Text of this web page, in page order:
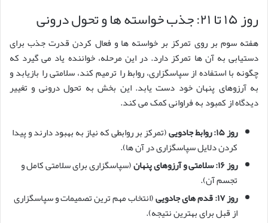
روز ۱۵ تا ۲۱: جذب خواسته ها و تحول درونی
هفته سوم بر روی تمرکز بر خواسته ها و فعال کردن قدرت جذب برای
دستیابی به آن ها تمرکز دارد. در این مرحله، خواننده یاد می گیرد که
چگونه با استفاده از سپاسگزاری، روابط را ترمیم کند، سلامتی را بازیابد و
به آرزوهای پنهان خود دست یابد. این بخش به تحول درونی و تغییر
دیدگاه از کمبود به فراوانی کمک می کند.
روز ۱۵: روابط جادویی
(تمرکز بر روابطی که نیاز به بهبود دارند و پیدا
کردن دلایل سپاسگزاری در آن ها).
روز ۱۶: سلامتی و آرزوهای پنهان
(سپاسگزاری برای سلامتی کامل و
تجسم آن).
روز ۱۷: قدم های جادویی
(انتخاب مهم ترین تصمیمات و سپاسگزاری
از قبل برای بهترین نتیجه).